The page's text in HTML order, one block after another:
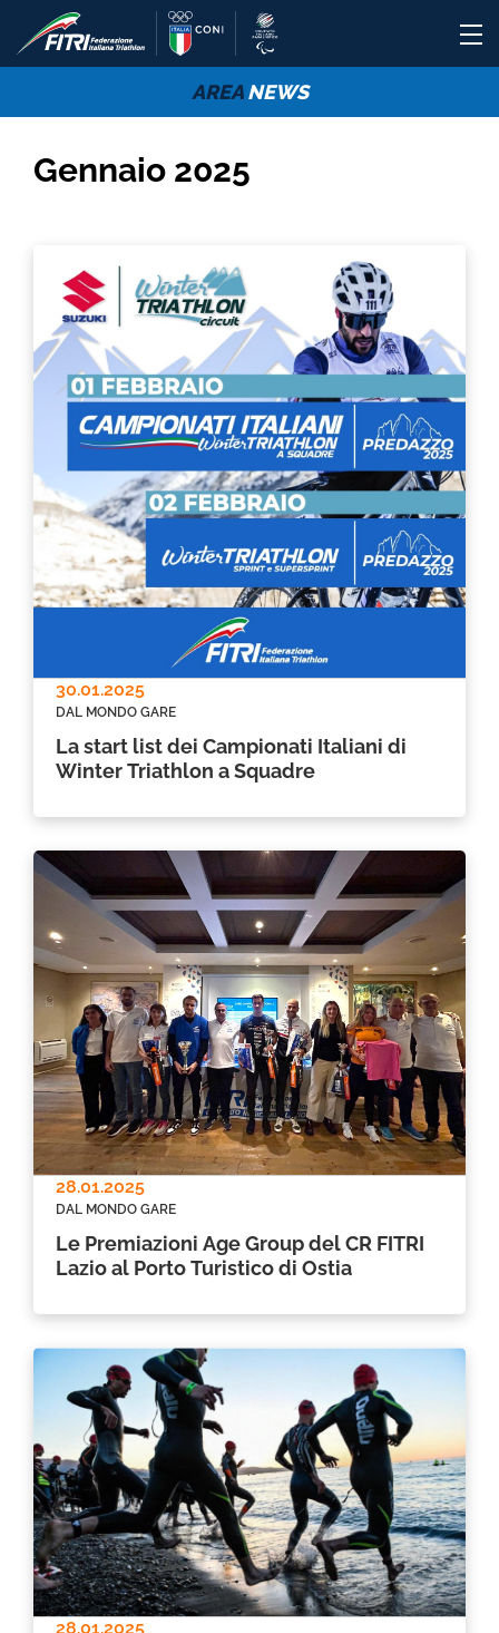
AREANEWS
Gennaio 2025
30.01.2025
DAL MONDO GARE
La start list dei Campionati Italiani di
Winter Triathlon a Squadre
28.01.2025
DAL MONDO GARE
Le Premiazioni Age Group del CR FITRI
Lazio al Porto Turistico di Ostia
28.01.2025